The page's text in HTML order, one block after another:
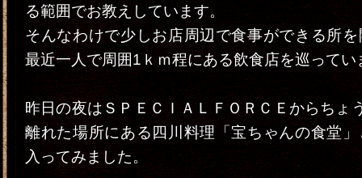
る範囲でお教えしています。
そんなわけで少しお店周辺で食事ができる所
最近一人で周囲1ｋｍ程にある飲食店を巡ってい
昨日の夜はＳＰＥＣＩＡＬＦＯＲＣＥからちょ
離れた場所にある四川料理「宝ちゃんの食堂
入ってみました。